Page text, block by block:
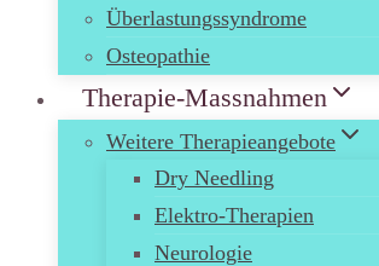
Überlastungssyndrome
Osteopathie
Therapie-Massnahmen
Weitere Therapieangebote
Dry Needling
Elektro-Therapien
Neurologie